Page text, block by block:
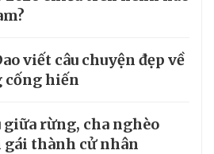
viết câu chuyện đẹp về
cống hiến
giữa rừng, cha nghèo
gái thành cử nhân